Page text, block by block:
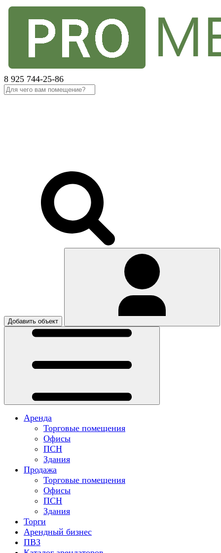
8 925 744-25-86
Добавить объект
Аренда
Торговые помещения
Офисы
ПСН
Здания
Продажа
Торговые помещения
Офисы
ПСН
Здания
Торги
Арендный бизнес
ПВЗ